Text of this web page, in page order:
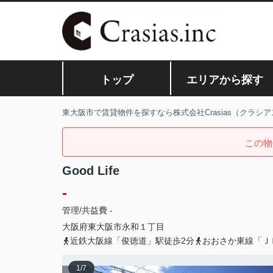
トップ エリアから探す
東大阪市で賃貸物件を探すなら株式会社Crasias（クラシア
この
Good Life
-
管理/共益費 -
大阪府東大阪市永和 １丁目
近鉄大阪線「俊徳道」駅徒歩2分
おおさか東線「
1/7